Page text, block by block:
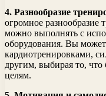
4. Разнообразие
огромное разнообразие
можно выполнять с
оборудования. Вы
кардиотренировками,
другим, выбирая то,
целям.